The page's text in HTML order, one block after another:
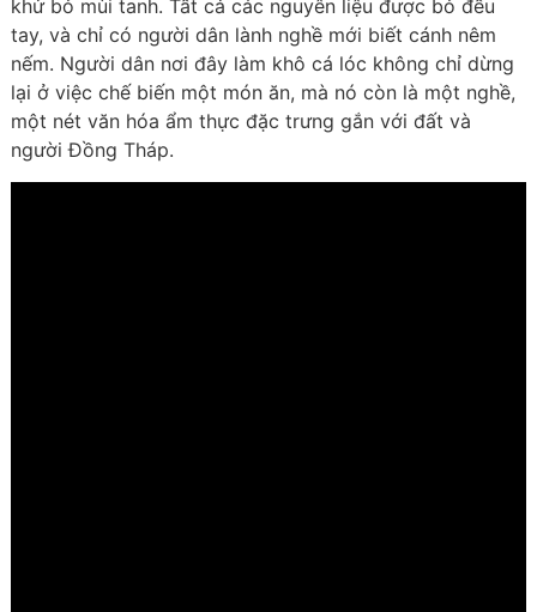
khử bỏ mùi tanh. Tất cả các nguyên liệu được bỏ đều
tay, và chỉ có người dân lành nghề mới biết cánh nêm
nếm. Người dân nơi đây làm khô cá lóc không chỉ dừng
lại ở việc chế biến một món ăn, mà nó còn là một nghề,
một nét văn hóa ẩm thực đặc trưng gắn với đất và
người Đồng Tháp.